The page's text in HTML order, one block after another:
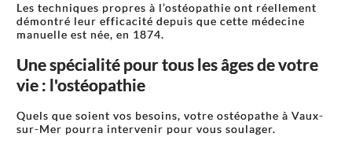
Les techniques propres à l’ostéopathie ont réellement
démontré leur efficacité depuis que cette médecine
manuelle est née, en 1874.
Une spécialité pour tous les âges de votre
vie : l'ostéopathie
Quels que soient vos besoins, votre ostéopathe à Vaux-
sur-Mer pourra intervenir pour vous soulager.